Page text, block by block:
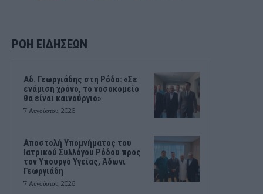
ΡΟΗ ΕΙΔΗΣΕΩΝ
Αδ. Γεωργιάδης στη Ρόδο: «Σε
ενάμιση χρόνο, το νοσοκομείο
θα είναι καινούργιο»
7 Αυγούστου, 2026
Αποστολή Υπομνήματος του
Ιατρικού Συλλόγου Ρόδου προς
τον Υπουργό Υγείας, Άδωνι
Γεωργιάδη
7 Αυγούστου, 2026